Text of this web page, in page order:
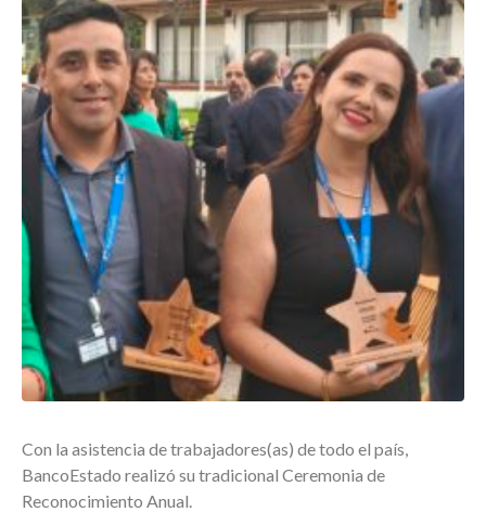
Con la asistencia de trabajadores(as) de todo el país,
BancoEstado realizó su tradicional Ceremonia de
Reconocimiento Anual.